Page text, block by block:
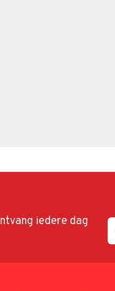
iedere dag